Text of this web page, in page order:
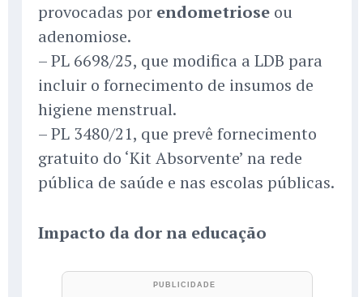
provocadas por endometriose ou
adenomiose.
– PL 6698/25, que modifica a LDB para
incluir o fornecimento de insumos de
higiene menstrual.
– PL 3480/21, que prevê fornecimento
gratuito do ‘Kit Absorvente’ na rede
pública de saúde e nas escolas públicas.
Impacto da dor na educação